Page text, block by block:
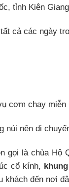
tỉnh Kiên Giang
cả các ngày
cơm chay miễn
núi nên di
gọi là chùa
cổ kính,
khách đến nơi